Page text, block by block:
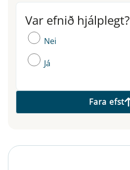
Var efnið hjálplegt?
Var efnið hjálplegt?
Nei
Já
Fara efst